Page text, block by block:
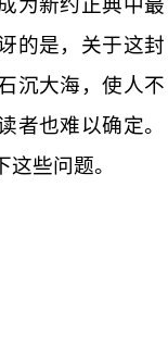
为新约正典中最
的是，关于这封
沉大海，使人不
者也难以确定。
些问题。